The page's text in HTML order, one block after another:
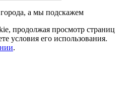
а мы подскажем
продолжая просмотр страниц
условия его использования.
.